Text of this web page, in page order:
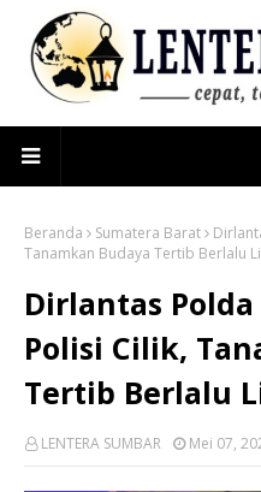
Beranda Sumatera Barat
Tanamkan Budaya Tertib Berlalu
Dirlantas
Polisi Cilik,
Tertib Berlalu
LENTERA SUMBAR Mei 07,